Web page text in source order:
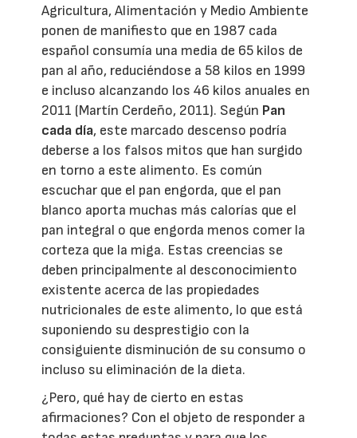
Agricultura, Alimentación y Medio Ambiente
ponen de manifiesto que en 1987 cada
español consumía una media de 65 kilos de
pan al año, reduciéndose a 58 kilos en 1999
e incluso alcanzando los 46 kilos anuales en
2011 (Martín Cerdeño, 2011). Según Pan
cada día, este marcado descenso podría
deberse a los falsos mitos que han surgido
en torno a este alimento. Es común
escuchar que el pan engorda, que el pan
blanco aporta muchas más calorías que el
pan integral o que engorda menos comer la
corteza que la miga. Estas creencias se
deben principalmente al desconocimiento
existente acerca de las propiedades
nutricionales de este alimento, lo que está
suponiendo su desprestigio con la
consiguiente disminución de su consumo o
incluso su eliminación de la dieta.
¿Pero, qué hay de cierto en estas
afirmaciones? Con el objeto de responder a